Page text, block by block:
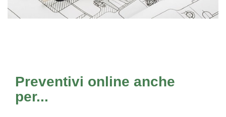
Preventivi online anche
per...